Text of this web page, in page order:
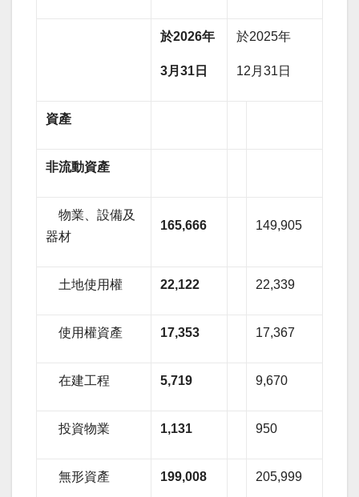
於2026年
3月31 日
於2025年
12月31日
資產
非流動資產
物業、設備及
器材
165,666 149,905
土地使用權 22,122 22,339
使用權資產 17,353 17,367
在建工程 5,719 9,670
投資物業 1,131 950
無形資產 199,008 205,999